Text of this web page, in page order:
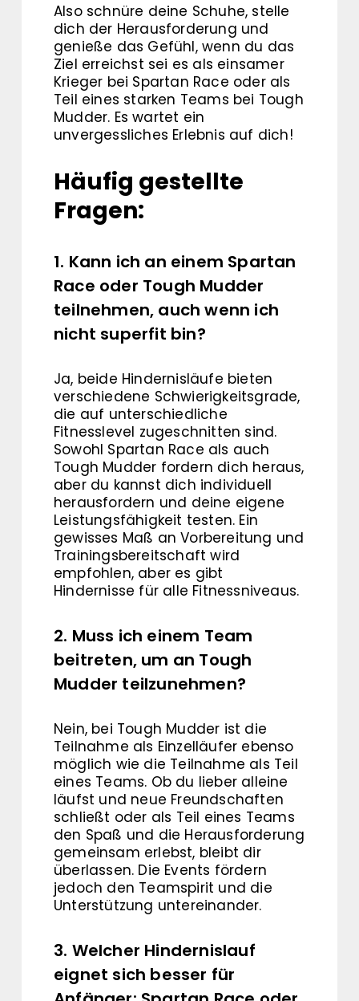
Also schnüre deine Schuhe, stelle
dich der Herausforderung und
genieße das Gefühl, wenn du das
Ziel erreichst sei es als einsamer
Krieger bei Spartan Race oder als
Teil eines starken Teams bei Tough
Mudder. Es wartet ein
unvergessliches Erlebnis auf dich!
Häufig gestellte
Fragen:
1. Kann ich an einem Spartan
Race oder Tough Mudder
teilnehmen, auch wenn ich
nicht superfit bin?
Ja, beide Hindernisläufe bieten
verschiedene Schwierigkeitsgrade,
die auf unterschiedliche
Fitnesslevel zugeschnitten sind.
Sowohl Spartan Race als auch
Tough Mudder fordern dich heraus,
aber du kannst dich individuell
herausfordern und deine eigene
Leistungsfähigkeit testen. Ein
gewisses Maß an Vorbereitung und
Trainingsbereitschaft wird
empfohlen, aber es gibt
Hindernisse für alle Fitnessniveaus.
2. Muss ich einem Team
beitreten, um an Tough
Mudder teilzunehmen?
Nein, bei Tough Mudder ist die
Teilnahme als Einzelläufer ebenso
möglich wie die Teilnahme als Teil
eines Teams. Ob du lieber alleine
läufst und neue Freundschaften
schließt oder als Teil eines Teams
den Spaß und die Herausforderung
gemeinsam erlebst, bleibt dir
überlassen. Die Events fördern
jedoch den Teamspirit und die
Unterstützung untereinander.
3. Welcher Hindernislauf
eignet sich besser für